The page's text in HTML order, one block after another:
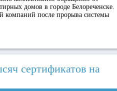
домов в городе Белореченске.
компаний после прорыва системы
сертификатов на